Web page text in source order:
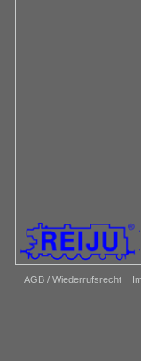
AGB / Wiederrufsrecht